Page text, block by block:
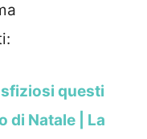
questi
di Natale | La